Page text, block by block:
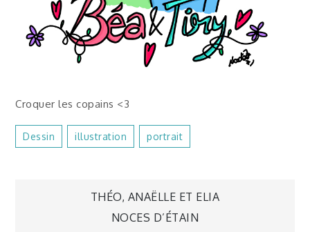
Croquer les copains <3
Dessin Illustration Portrait
Navigation
THÉO, ANAËLLE ET ELIA
NOCES D’ÉTAIN